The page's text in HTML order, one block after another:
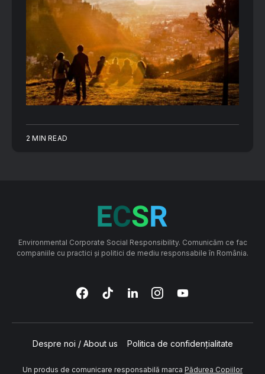
2 MIN READ
Environmental Corporate Social Responsibility. Comunicăm ce fac
companiile cu practici și politici de mediu responsabile în România.
Despre noi / About us Politica de confidențialitate
Un produs de comunicare responsabilă marca Pădurea Copiilor